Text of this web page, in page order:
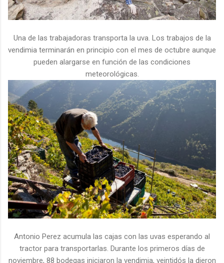
Una de las trabajadoras transporta la uva. Los trabajos de la
vendimia terminarán en principio con el mes de octubre aunque
pueden alargarse en función de las condiciones
meteorológicas.
Antonio Perez acumula las cajas con las uvas esperando al
tractor para transportarlas. Durante los primeros días de
noviembre, 88 bodegas iniciaron la vendimia, veintidós la dieron